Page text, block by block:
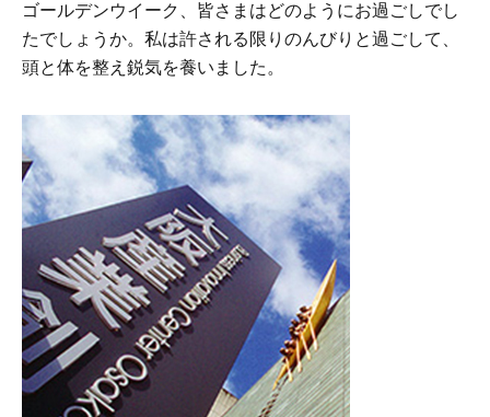
ゴールデンウイーク、皆さまはどのようにお過ごしでし
たでしょうか。私は許される限りのんびりと過ごして、
頭と体を整え鋭気を養いました。